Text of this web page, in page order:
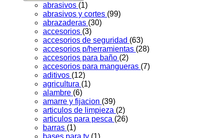
abrasivos (1)
abrasivos y cortes (99)
abrazaderas (30)
accesorios (3)
accesorios de seguridad (63)
accesorios p/herramientas (28)
accesorios para baño (2)
accesorios para mangueras (7)
aditivos (12)
agricultura (1)
alambre (6)
amarre y fijacion (39)
articulos de limpieza (2)
articulos para pesca (26)
barras (1)
bases para tv (1)